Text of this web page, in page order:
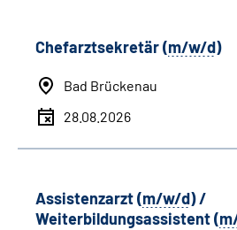
Chefarztsekretär (m/w/d)
Bad Brückenau
28.08.2026
Assistenzarzt (m/w/d) /
Weiterbildungsassistent (